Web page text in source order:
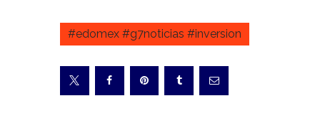
#edomex #g7noticias #inversion